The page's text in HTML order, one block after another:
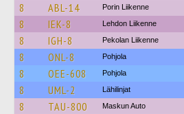
8 ABL-14 Porin Liikenne
8 IEK-8 Lehdon Liikenne
8 IGH-8 Pekolan Liikenne
8 ONL-8 Pohjola
8 OEE-608 Pohjola
8 UML-2 Lähilinjat
8 TAU-800 Maskun Auto